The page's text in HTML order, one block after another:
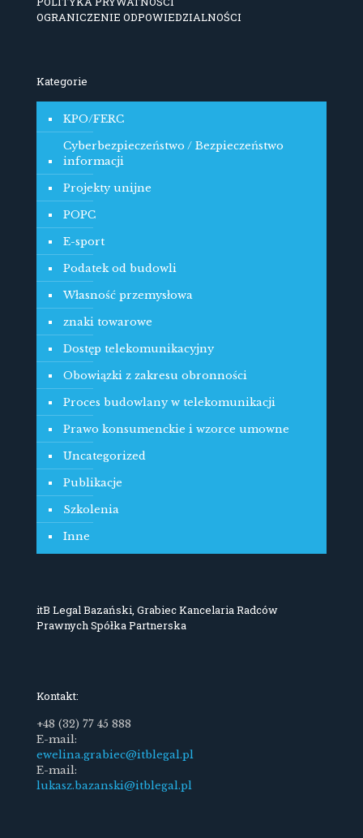
OGRANICZENIE ODPOWIEDZIALNOŚCI
Kategorie
KPO/FERC
Cyberbezpieczeństwo / Bezpieczeństwo
informacji
Projekty unijne
POPC
E-sport
Podatek od budowli
Własność przemysłowa
znaki towarowe
Dostęp telekomunikacyjny
Obowiązki z zakresu obronności
Proces budowlany w telekomunikacji
Prawo konsumenckie i wzorce umowne
Uncategorized
Publikacje
Szkolenia
Inne
itB Legal Bazański, Grabiec Kancelaria Radców
Prawnych Spółka Partnerska
Kontakt:
+48 (32) 77 45 888
E-mail:
ewelina.grabiec@itblegal.pl
E-mail:
lukasz.bazanski@itblegal.pl